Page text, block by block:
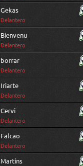
Gekas
Delantero
Bienvenu
Delantero
borrar
Delantero
Iriarte
Delantero
Cervi
Delantero
Falcao
Delantero
Martins